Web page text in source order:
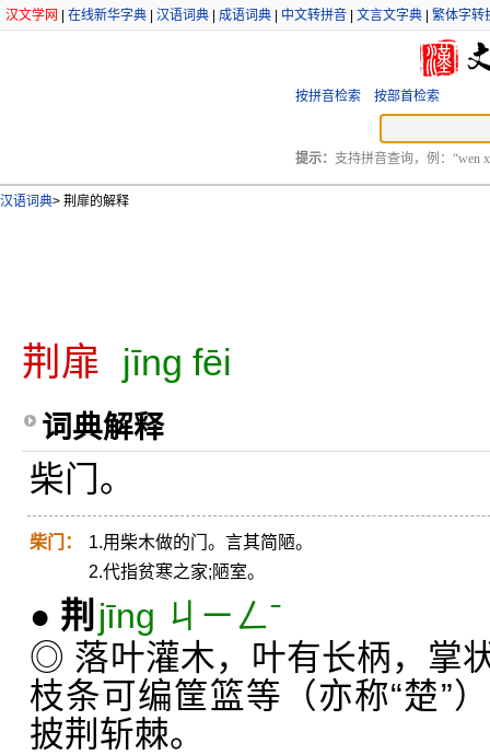
汉文学网 在线新华字典 汉语词典 成语词典 中文转拼音 文言文字典 繁体字转
按拼音检索 按部首检索
提示： 支持拼音查询，例：“wen
汉语词典> 荆扉的解释
荆扉 jīng fēi
词典解释
柴门。
柴门：
1.用柴木做的门。言其简陋。
2.代指贫寒之家;陋室。
● 荆 jīng ㄐㄧㄥˉ
◎ 落叶灌木，叶有长柄，掌
枝条可编筐篮等（亦称“楚”
披荆斩棘。